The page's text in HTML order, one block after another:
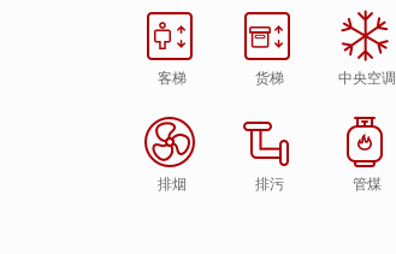
客梯 货梯 中央空调
排烟 排污 管煤